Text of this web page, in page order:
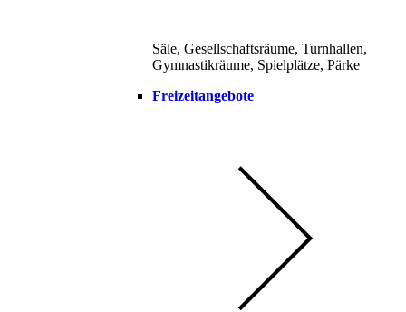
Säle, Gesellschaftsräume, Turnhallen,
Gymnastikräume, Spielplätze, Pärke
Freizeitangebote